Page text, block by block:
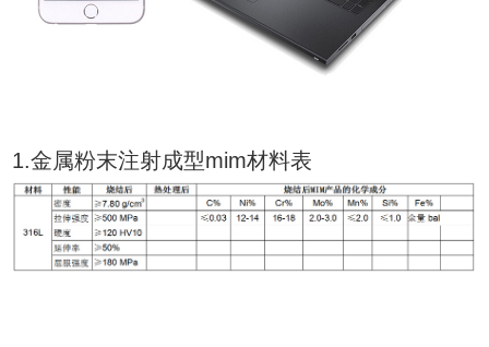
1.金属粉末注射成型mim材料表